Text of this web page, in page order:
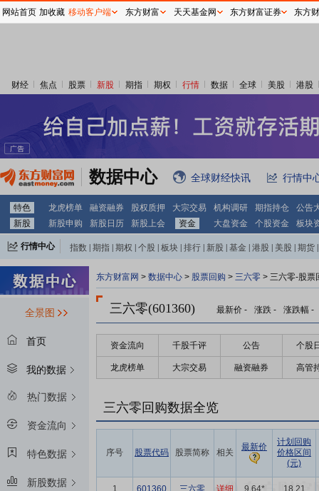
财经 焦点 股票 新股 期指 期权 行情 数据 全球 美股 港股
数据中心 全球财经快讯 行情中
特色 龙虎榜单 融资融券 股权质押 大宗交易 机构调研 期指持仓
公告
新股
新股申购 新股日历 新股上会 资金 大盘资金 个股资金 板块
行情中心 指数 期指 期权 个股 板块 排行 新股 基金 港股 美股 期货
全景图
首页
我的数据
热门数据
资金流向
特色数据
新股数据
东方财富网 > 数据中心 > 股票回购 > 三六零 > 三六零-股票
三六零(601360) 最新价 - 涨跌 - 涨跌幅 -
资金流向 千股千评 公告 个股
龙虎榜单 大宗交易 融资融券 高管
三六零回购数据全览
序号 股票代码 股票简称 相关
最新价
计划回购
价格区间
(元)
1 601360 三六零 详细 9.64* 18.21
网站首页 加收藏 移动客户端 东方财富 天天基金网 东方财富证券 东方